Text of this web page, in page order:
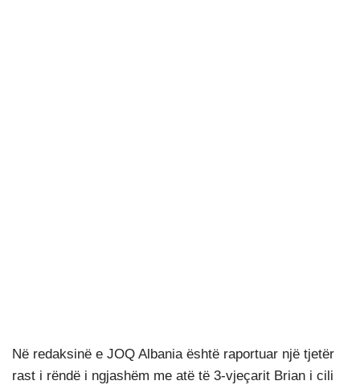
Në redaksinë e JOQ Albania është raportuar një tjetër
rast i rëndë i ngjashëm me atë të 3-vjeçarit Brian i cili